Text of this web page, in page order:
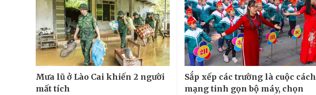
Mưa lũ ở Lào Cai khiến 2 người
mất tích
Sắp xếp các trường là cuộc cách
mạng tinh gọn bộ máy, chọn